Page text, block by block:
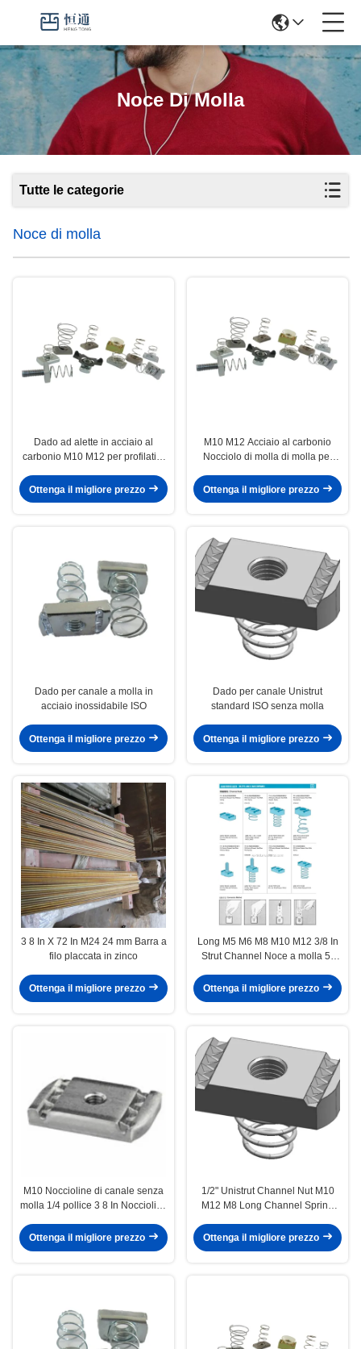
Noce Di Molla
Tutte le categorie
Noce di molla
Dado ad alette in acciaio al
carbonio M10 M12 per profilati a
Ottenga il migliore prezzo
M10 M12 Acciaio al carbonio
Nocciolo di molla di molla per
Ottenga il migliore prezzo
Dado per canale a molla in
acciaio inossidabile ISO
Ottenga il migliore prezzo
Dado per canale Unistrut
standard ISO senza molla
Ottenga il migliore prezzo
3 8 In X 72 In M24 24 mm Barra a
filo placcata in zinco
Ottenga il migliore prezzo
Long M5 M6 M8 M10 M12 3/8 In
Strut Channel Noce a molla 5-
Ottenga il migliore prezzo
M10 Noccioline di canale senza
molla 1/4 pollice 3 8 In Noccioline
Ottenga il migliore prezzo
1/2" Unistrut Channel Nut M10
M12 M8 Long Channel Spring
Ottenga il migliore prezzo